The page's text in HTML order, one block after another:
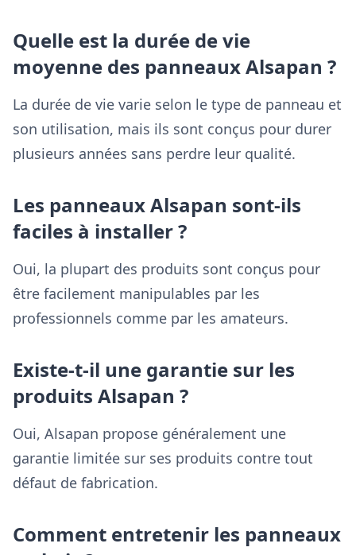
Quelle est la durée de vie
moyenne des panneaux Alsapan ?
La durée de vie varie selon le type de panneau et
son utilisation, mais ils sont conçus pour durer
plusieurs années sans perdre leur qualité.
Les panneaux Alsapan sont-ils
faciles à installer ?
Oui, la plupart des produits sont conçus pour
être facilement manipulables par les
professionnels comme par les amateurs.
Existe-t-il une garantie sur les
produits Alsapan ?
Oui, Alsapan propose généralement une
garantie limitée sur ses produits contre tout
défaut de fabrication.
Comment entretenir les panneaux